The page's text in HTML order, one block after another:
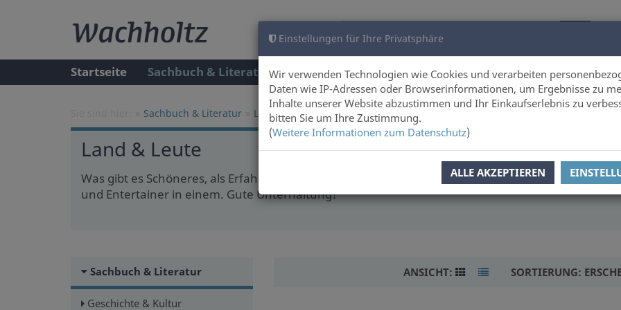
Einstellungen für Ihre Privatsphäre
Wir verwenden Technologien wie Cookies und verarbeiten
Daten wie IP-Adressen oder Browserinformationen, um Ergebnisse zu
Inhalte unserer Website abzustimmen und Ihr Einkaufserlebnis zu
bitten Sie um Ihre Zustimmung.
(Weitere Informationen zum Datenschutz)
ALLE AKZEPTIEREN
Startseite Sachbuch & Literatur Autoren Über uns
Sachbuch & Literatur Land & Leute
Land & Leute
Was gibt es Schöneres, als Erfahrungen und Erlebnissen anderer Menschen zu lauschen.
und Entertainer in einem. Gute Unterhaltung!
Sachbuch & Literatur
Geschichte & Kultur
ANSICHT: SORTIERUNG: